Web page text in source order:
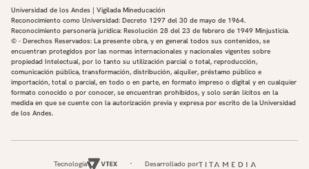
Universidad de los Andes | Vigilada Mineducación
Reconocimiento como Universidad: Decreto 1297 del 30 de mayo de 1964.
Reconocimiento personería jurídica: Resolución 28 del 23 de febrero de 1949 Minjusticia.
© - Derechos Reservados: La presente obra, y en general todos sus contenidos, se
encuentran protegidos por las normas internacionales y nacionales vigentes sobre
propiedad Intelectual, por lo tanto su utilización parcial o total, reproducción,
comunicación pública, transformación, distribución, alquiler, préstamo público e
importación, total o parcial, en todo o en parte, en formato impreso o digital y en cualquier
formato conocido o por conocer, se encuentran prohibidos, y solo serán lícitos en la
medida en que se cuente con la autorización previa y expresa por escrito de la Universidad
de los Andes.
Tecnología Desarrollado por